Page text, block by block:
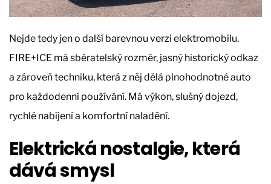
Nejde tedy jen o další barevnou verzi elektromobilu.
FIRE+ICE má sběratelský rozměr, jasný historický odkaz
a zároveň techniku, která z něj dělá plnohodnotné auto
pro každodenní používání. Má výkon, slušný dojezd,
rychlé nabíjení a komfortní naladění.
Elektrická nostalgie, která
dává smysl